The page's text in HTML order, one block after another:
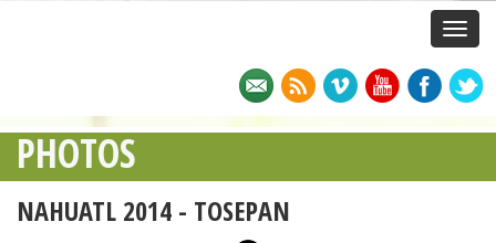
PHOTOS
NAHUATL 2014 - TOSEPAN